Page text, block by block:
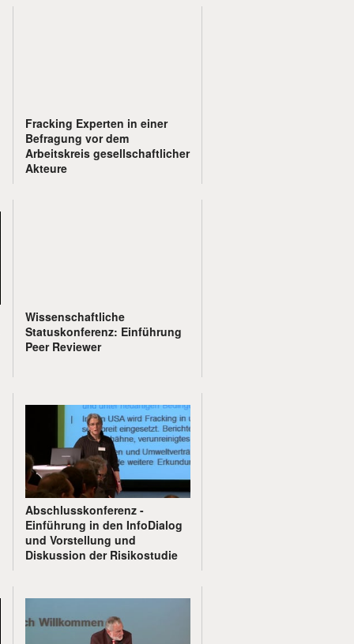
Fracking Experten in einer
Befragung vor dem
Arbeitskreis gesellschaftlicher
Akteure
Wissenschaftliche
Statuskonferenz: Einführung
Peer Reviewer
Abschlusskonferenz -
Einführung in den InfoDialog
und Vorstellung und
Diskussion der Risikostudie